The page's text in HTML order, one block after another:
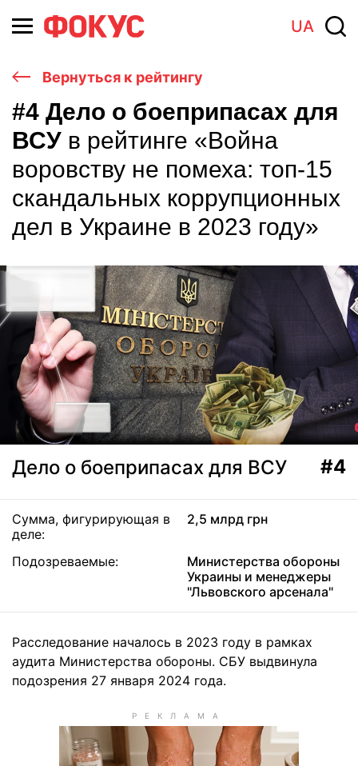
UA
Вернуться к рейтингу
#4 Дело о боеприпасах для
ВСУ в рейтинге «Война
воровству не помеха: топ-15
скандальных коррупционных
дел в Украине в 2023 году»
Дело о боеприпасах для ВСУ #4
Сумма, фигурирующая в
деле:
2,5 млрд грн
Подозреваемые:
Министерства обороны
Украины и менеджеры
"Львовского арсенала"
Расследование началось в 2023 году в рамках
аудита Министерства обороны. СБУ выдвинула
подозрения 27 января 2024 года.